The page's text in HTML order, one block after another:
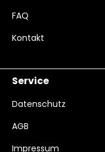
FAQ
Kontakt
Service
Datenschutz
AGB
Impressum